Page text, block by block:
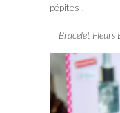
pépites !
Bracelet